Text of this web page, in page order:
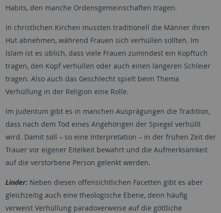
Habits, den manche Ordensgemeinschaften tragen.
In christlichen Kirchen mussten traditionell die Männer ihren
Hut abnehmen, während Frauen sich verhüllen sollten. Im
Islam ist es üblich, dass viele Frauen zumindest ein Kopftuch
tragen, den Kopf verhüllen oder auch einen längeren Schleier
tragen. Also auch das Geschlecht spielt beim Thema
Verhüllung in der Religion eine Rolle.
Im Judentum gibt es in manchen Ausprägungen die Tradition,
dass nach dem Tod eines Angehörigen der Spiegel verhüllt
wird. Damit soll – so eine Interpretation – in der frühen Zeit der
Trauer vor eigener Eitelkeit bewahrt und die Aufmerksamkeit
auf die verstorbene Person gelenkt werden.
Linder:Neben diesen offensichtlichen Facetten gibt es aber
gleichzeitig auch eine theologische Ebene, denn häufig
verweist Verhüllung paradoxerweise auf die göttliche